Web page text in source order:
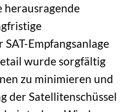
herausragende
Empfangsanlage
wurde sorgfältig
zu minimieren und
der Satellitenschüssel